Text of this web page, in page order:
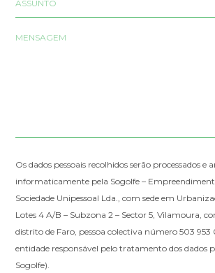
Os dados pessoais recolhidos serão processados e
informaticamente pela Sogolfe –
Sociedade Unipessoal Lda., com sede em
Lotes 4 A/B – Subzona 2 – Sector 5, Vilamoura,
distrito de Faro, pessoa colectiva número 503
entidade responsável pelo tratamento dos dados
Sogolfe).